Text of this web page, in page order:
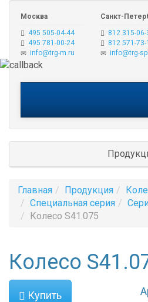
Москва
495 505-04-44
495 781-00-24
info@trg-m.ru
Санкт-
812 315-06-
812 571-73-
info@trg-
Главная Продукция
Специальная серия
Колесо S41.075
Колесо
Купить